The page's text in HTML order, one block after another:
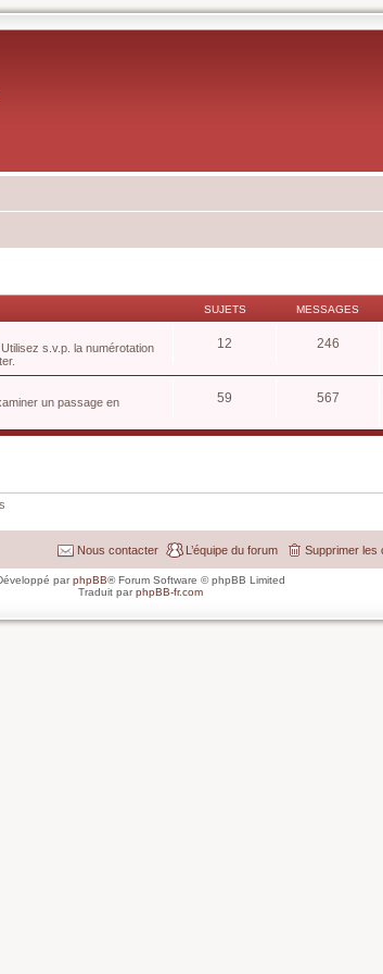
SUJETS MESSAGES
. Utilisez s.v.p. la numérotation
12 246
un passage en
59 567
Supprimer les
L’équipe du forum
Nous contacter
parphpBB® Forum Software © phpBB Limited
Traduit parphpBB-fr.com